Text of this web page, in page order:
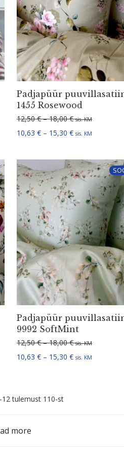
18,00 €
€
Padjapüür
1455 Rosewood
12,50€ – 18,00€Hinnavahemik:
sis. KM
10,63 € – 15,30 €Hinnavahemik:
sis. KM
18,00 €
15,30 €
Padjapüür
9992 SoftMint
12,50€ – 18,00€Hinnavahemik:
sis. KM
10,63 € – 15,30 €Hinnavahemik:
sis. KM
tulemust 110-stSorditud
more